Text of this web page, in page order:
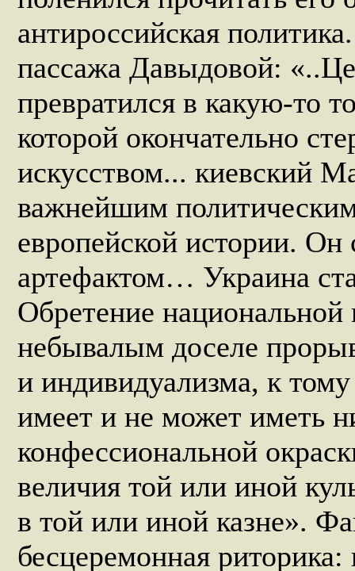
антироссийская
пассажа Давыдовой:
превратился в какую-то
которой окончательно
искусством... киевский
важнейшим
европейской истории.
артефактом… Украина
Обретение национальной
небывалым доселе
и индивидуализма, к
имеет и не может иметь
конфессиональной
величия той или иной
в той или иной казне».
бесцеремонная